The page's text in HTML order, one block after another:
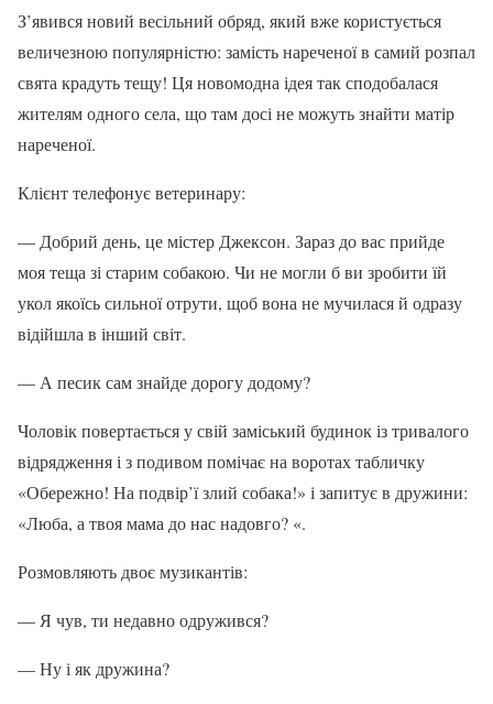
З’явився новий весільний обряд, який вже користується
величезною популярністю: замість нареченої в самий розпал
свята крадуть тещу! Ця новомодна ідея так сподобалася
жителям одного села, що там досі не можуть знайти матір
нареченої.
Клієнт телефонує ветеринару:
— Добрий день, це містер Джексон. Зараз до вас прийде
моя теща зі старим собакою. Чи не могли б ви зробити їй
укол якоїсь сильної отрути, щоб вона не мучилася й одразу
відійшла в інший світ.
— А песик сам знайде дорогу додому?
Чоловік повертається у свій заміський будинок із тривалого
відрядження і з подивом помічає на воротах табличку
«Обережно! На подвір’ї злий собака!» і запитує в дружини:
«Люба, а твоя мама до нас надовго? «.
Розмовляють двоє музикантів:
— Я чув, ти недавно одружився?
— Ну і як дружина?